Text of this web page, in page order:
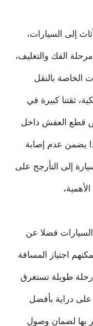
إلى السيارات،
الفك والتغليف،
الخاصة بالنقل
ثقتنا كبيرة في
رص قطع العفش داخل
يضمن عدم إصابة
إلى التأرجح على
فضلا عن
اجتياز المسافة
رحلة طويلة تستغرق
على دراية بأفضل
بها لضمان وصول